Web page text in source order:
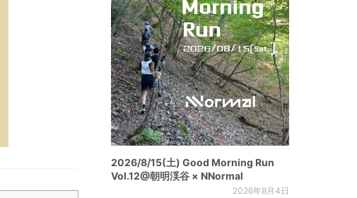
2026/8/15(土) Good Morning Run
Vol.12@朝明渓谷 × NNormal
2026年8月4日